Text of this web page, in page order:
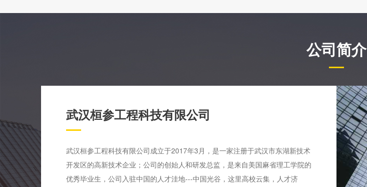
公司简介
武汉桓参工程科技有限公司
武汉桓参工程科技有限公司成立于2017年3月，是一家注册于武汉市东湖新技术
开发区的高新技术企业；公司的创始人和研发总监，是来自美国麻省理工学院的
优秀毕业生，公司入驻中国的人才洼地---中国光谷，这里高校云集，人才济